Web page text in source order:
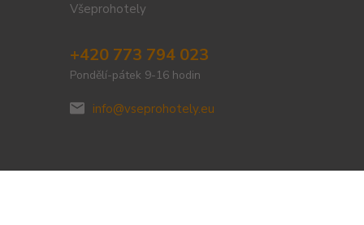
Všeprohotely
+420 773 794 023
Pondělí-pátek 9-16 hodin
info@vseprohotely.eu